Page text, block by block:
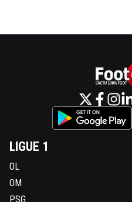
LIGUE 1
OL
OM
PSG